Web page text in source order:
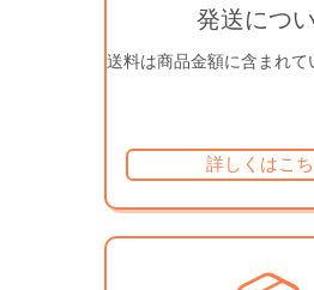
発送につ
送料は商品金額に含まれて
詳しくはこ